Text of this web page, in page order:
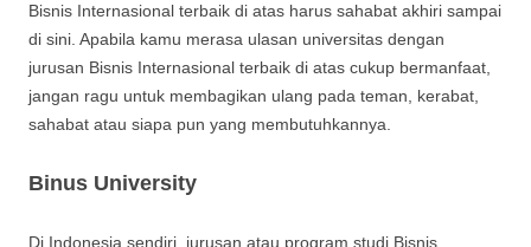
Bisnis Internasional terbaik di atas harus sahabat akhiri sampai
di sini. Apabila kamu merasa ulasan universitas dengan
jurusan Bisnis Internasional terbaik di atas cukup bermanfaat,
jangan ragu untuk membagikan ulang pada teman, kerabat,
sahabat atau siapa pun yang membutuhkannya.
Binus University
Di Indonesia sendiri, jurusan atau program studi Bisnis